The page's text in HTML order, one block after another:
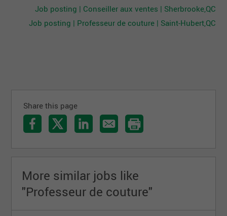
Job posting | Conseiller aux ventes | Sherbrooke,QC
Job posting | Professeur de couture | Saint-Hubert,QC
Share this page
More similar jobs like
"Professeur de couture"